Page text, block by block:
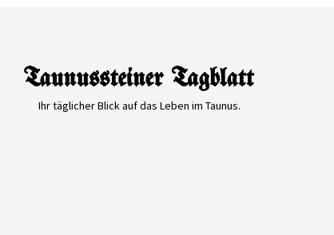
Ihr täglicher Blick auf das Leben im Taunus.